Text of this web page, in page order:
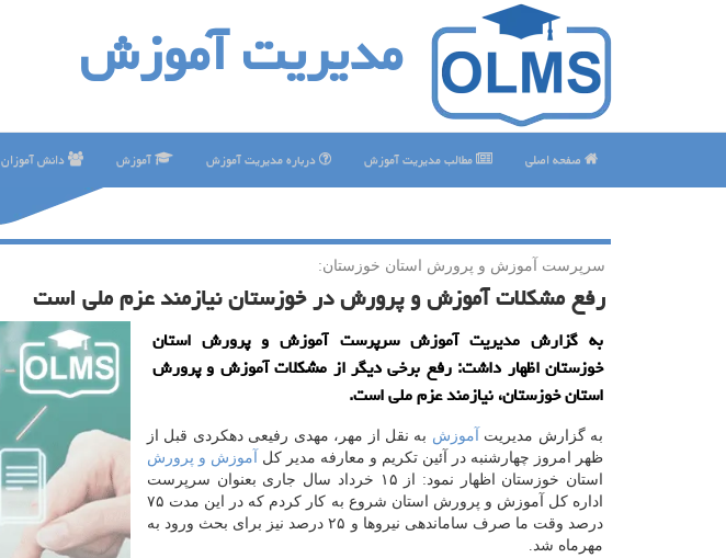
مدیریت آموزش
صفحه اصلی مطالب مدیریت آموزش درباره مدیریت آموزش آموزش دانش آموزان
سرپرست آموزش و پرورش استان خوزستان:
رفع مشكلات آموزش و پرورش در خوزستان نیازمند عزم ملی است
به گزارش مدیریت آموزش سرپرست آموزش و پرورش استان
خوزستان اظهار داشت: رفع برخی دیگر از مشكلات آموزش و پرورش
استان خوزستان، نیازمند عزم ملی است.
به گزارش مدیریت آموزش به نقل از مهر، مهدی رفیعی دهكردی قبل از
ظهر امروز چهارشنبه در آئین تكریم و معارفه مدیر كل
آموزش و پرورش
استان خوزستان اظهار نمود: از ۱۵ خرداد سال جاری بعنوان سرپرست
اداره كل آموزش و پرورش استان شروع به كار كردم كه در این مدت ۷۵
درصد وقت ما صرف ساماندهی نیروها و ۲۵ درصد نیز برای بحث ورود به
مهرماه شد.